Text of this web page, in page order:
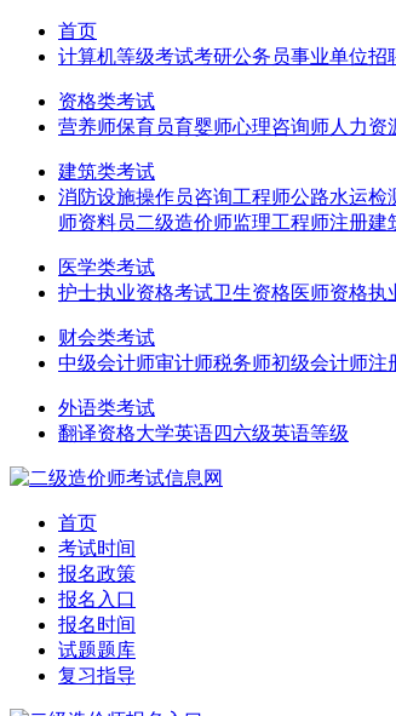
首页
计算机等级考试考研公务员事业单位招
资格类考试
营养师保育员育婴师心理咨询师人力资
建筑类考试
消防设施操作员咨询工程师公路水运检
师资料员二级造价师监理工程师注册建
医学类考试
护士执业资格考试卫生资格医师资格执
财会类考试
中级会计师审计师税务师初级会计师注
外语类考试
翻译资格大学英语四六级英语等级
首页
考试时间
报名政策
报名入口
报名时间
试题题库
复习指导